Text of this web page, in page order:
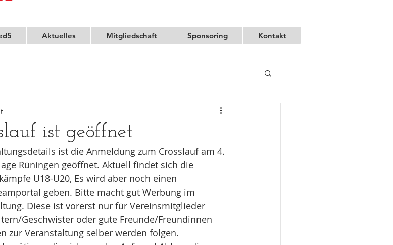
Aktuelles Mitgliedschaft Sponsoring Kontakt
ist geöffnet
ist die Anmeldung zum Crosslauf am 4.
Rüningen geöffnet. Aktuell findet sich die
U18-U20, Es wird aber noch einen
geben. Bitte macht gut Werbung im
Diese ist vorerst nur für Vereinsmitglieder
Geschwister oder gute Freunde/Freundinnen
zur Veranstaltung selber werden folgen.